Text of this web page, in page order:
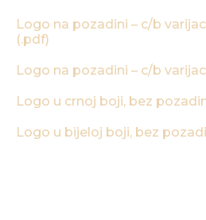
Logo na pozadini – c/b
(.pdf)
Logo na pozadini – c/b
Logo u crnoj boji, bez
Logo u bijeloj boji, bez